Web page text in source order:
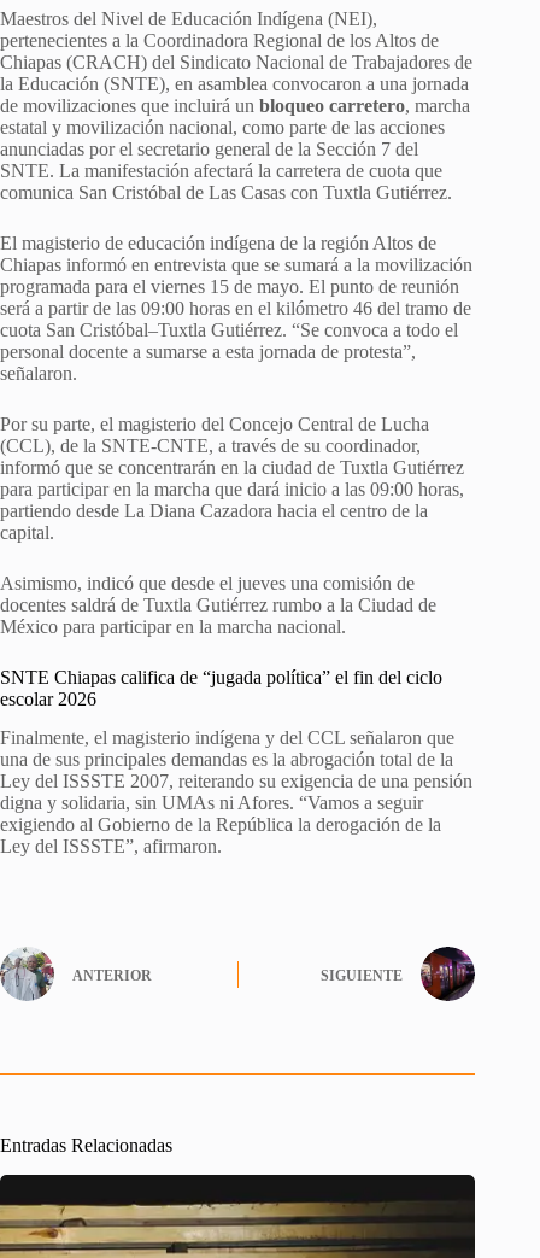
Maestros del Nivel de Educación Indígena (NEI),
pertenecientes a la Coordinadora Regional de los Altos de
Chiapas (CRACH) del Sindicato Nacional de Trabajadores de
la Educación (SNTE), en asamblea convocaron a una jornada
de movilizaciones que incluirá un bloqueo carretero, marcha
estatal y movilización nacional, como parte de las acciones
anunciadas por el secretario general de la Sección 7 del
SNTE. La manifestación afectará la carretera de cuota que
comunica San Cristóbal de Las Casas con Tuxtla Gutiérrez.
El magisterio de educación indígena de la región Altos de
Chiapas informó en entrevista que se sumará a la movilización
programada para el viernes 15 de mayo. El punto de reunión
será a partir de las 09:00 horas en el kilómetro 46 del tramo de
cuota San Cristóbal–Tuxtla Gutiérrez. “Se convoca a todo el
personal docente a sumarse a esta jornada de protesta”,
señalaron.
Por su parte, el magisterio del Concejo Central de Lucha
(CCL), de la SNTE-CNTE, a través de su coordinador,
informó que se concentrarán en la ciudad de Tuxtla Gutiérrez
para participar en la marcha que dará inicio a las 09:00 horas,
partiendo desde La Diana Cazadora hacia el centro de la
capital.
Asimismo, indicó que desde el jueves una comisión de
docentes saldrá de Tuxtla Gutiérrez rumbo a la Ciudad de
México para participar en la marcha nacional.
SNTE Chiapas califica de “jugada política” el fin del ciclo
escolar 2026
Finalmente, el magisterio indígena y del CCL señalaron que
una de sus principales demandas es la abrogación total de la
Ley del ISSSTE 2007, reiterando su exigencia de una pensión
digna y solidaria, sin UMAs ni Afores. “Vamos a seguir
exigiendo al Gobierno de la República la derogación de la
Ley del ISSSTE”, afirmaron.
ANTERIOR SIGUIENTE
Entradas Relacionadas